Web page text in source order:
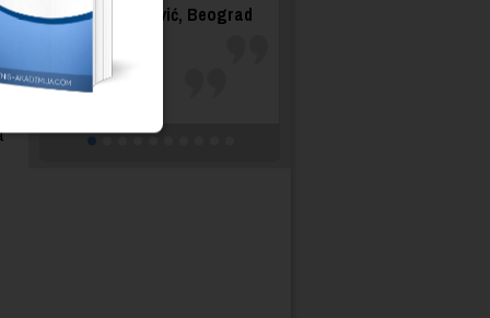
Zorana Živanović, Beograd